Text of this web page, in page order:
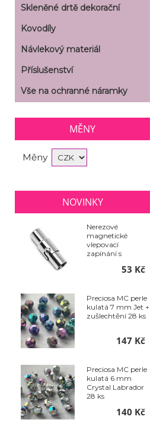
Skleněné drtě dekorační
Kovodíly
Návlekový materiál
Příslušenství
Vše na ochranné náramky
MĚNY
Měny
NOVINKY
Nerezové
magnetické
vlepovací
zapínání s
53 Kč
Preciosa MC perle
kulatá 7 mm Jet +
zušlechtění 28 ks
147 Kč
Preciosa MC perle
kulatá 6 mm
Crystal Labrador
28 ks
140 Kč